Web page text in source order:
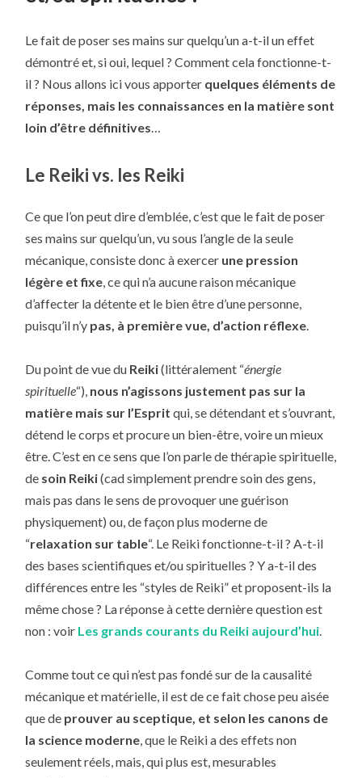
Le fait de poser ses mains sur quelqu’un a-t-il un effet
démontré et, si oui, lequel ? Comment cela fonctionne-t-
il ? Nous allons ici vous apporter quelques éléments de
réponses, mais les connaissances en la matière sont
loin d’être définitives…
Le Reiki vs. les Reiki
Ce que l’on peut dire d’emblée, c’est que le fait de poser
ses mains sur quelqu’un, vu sous l’angle de la seule
mécanique, consiste donc à exercer une pression
légère et fixe, ce qui n’a aucune raison mécanique
d’affecter la détente et le bien être d’une personne,
puisqu’il n’y pas, à première vue, d’action réflexe.
Du point de vue du Reiki(littéralement “énergie
spirituelle“), nous n’agissons justement pas sur la
matière mais sur l’Esprit qui, se détendant et s’ouvrant,
détend le corps et procure un bien-être, voire un mieux
être. C’est en ce sens que l’on parle de thérapie spirituelle,
de soin Reiki(cad simplement prendre soin des gens,
mais pas dans le sens de provoquer une guérison
physiquement) ou, de façon plus moderne de
“relaxation sur table“. Le Reiki fonctionne-t-il ? A-t-il
des bases scientifiques et/ou spirituelles ? Y a-t-il des
différences entre les “styles de Reiki” et proposent-ils la
même chose ? La réponse à cette dernière question est
non : voir Les grands courants du Reiki aujourd’hui.
Comme tout ce qui n’est pas fondé sur de la causalité
mécanique et matérielle, il est de ce fait chose peu aisée
que de prouver au sceptique, et selon les canons de
la science moderne, que le Reiki a des effets non
seulement réels, mais, qui plus est, mesurables